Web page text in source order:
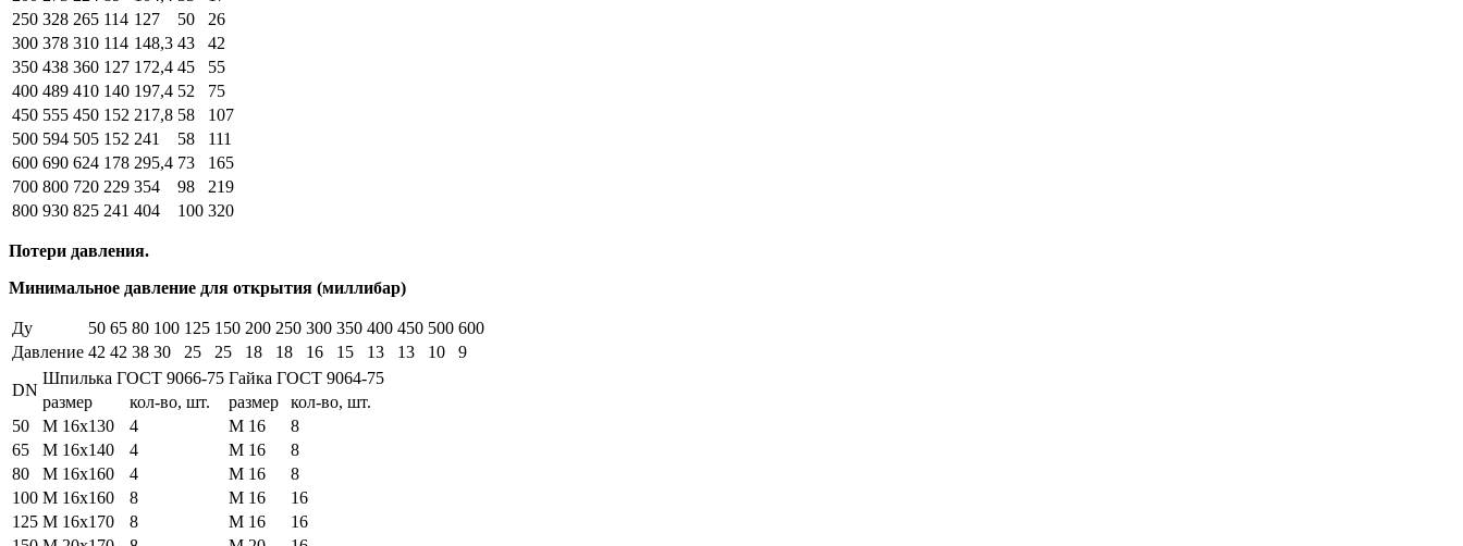
250 328 265 114 127 50
26
300 378 310 114 148,3 43
42
350 438 360 127 172,4 45
55
400 489 410 140 197,4 52
75
450 555 450 152 217,8 58
107
500 594 505 152 241 58
111
600 690 624 178 295,4 73
165
700 800 720 229 354 98
219
800 930 825 241 404 100 320
Потери давления.
Минимальное давление для открытия (миллибар)
Ду 50 65 80 100 125 150 200 250 300 350 400 450 500 600
Давление 42 42 38 30 25 25 18 18 16 15 13 13 10 9
DN
Шпилька ГОСТ 9066-75 Гайка ГОСТ 9064-75
размер
кол-во, шт. размер
кол-во, шт.
50
М 16х130 4 М 16
8
65
М 16х140 4 М 16
8
80
М 16х160 4 М 16
8
100 М 16х160 8 М 16
16
125 М 16х170 8 М 16
16